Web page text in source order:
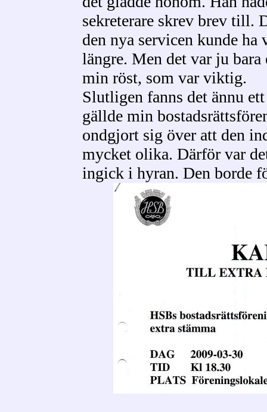
sekreterare skrev brev till.
den nya servicen kunde
längre. Men det var ju
min röst, som var viktig.
Slutligen fanns det ännu
gällde min
ondgjort sig över att den
mycket olika. Därför var
ingick i hyran. Den borde